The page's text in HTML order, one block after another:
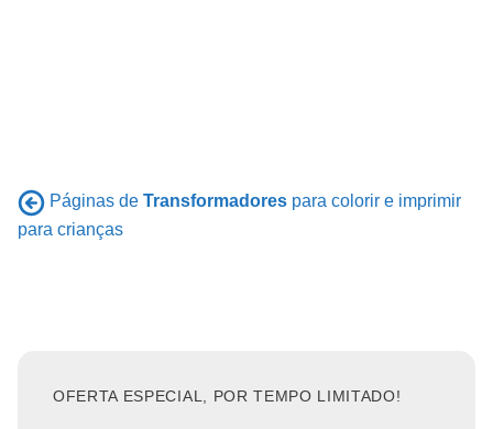
Páginas de Transformadores para colorir e imprimir
para crianças
OFERTA ESPECIAL, POR TEMPO LIMITADO!